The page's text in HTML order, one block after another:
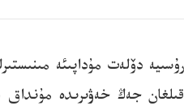
قىلغان جەڭ خەۋىرىدە مۇنداق